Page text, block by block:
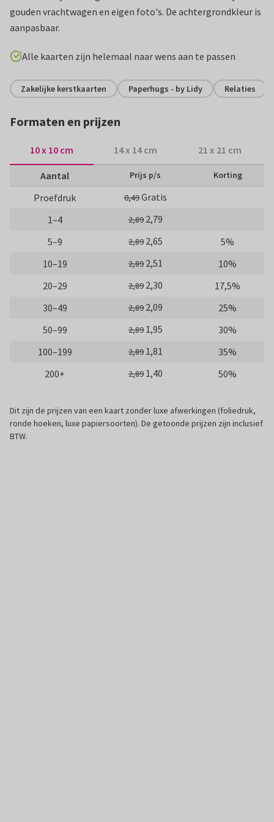
gouden vrachtwagen en eigen foto's. De achtergrondkleur is
aanpasbaar.
Alle kaarten zijn helemaal naar wens aan te passen
Zakelijke kerstkaarten Paperhugs - by Lidy Relaties
Formaten en prijzen
10 x 10 cm 14 x 14 cm 21 x 21 cm
Aantal Prijs p/s Korting
Proefdruk 0,49Gratis
1–4
2,89 2,79
5–9
2,89 2,65
5%
10–19
2,89 2,51
10%
20–29
2,89 2,30
17,5%
30–49
2,89 2,09
25%
50–99
2,89 1,95
30%
100–199
2,89 1,81
35%
200+
2,89 1,40 50%
Dit zijn de prijzen van een kaart zonder luxe afwerkingen (foliedruk,
ronde hoeken, luxe papiersoorten). De getoonde prijzen zijn inclusief
BTW.